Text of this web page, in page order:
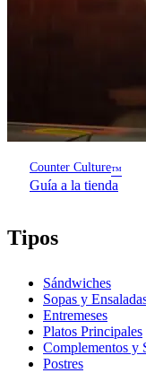
Counter Culture™
Guía a la tienda
Tipos
Sándwiches
Sopas y
Entremeses
Platos Principales
Complementos y
Postres